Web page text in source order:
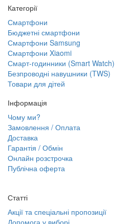
Категорії
Смартфони
Бюджетні смартфони
Смартфони Samsung
Смартфони Xiaomi
Смарт-годинники (Smart Watch)
Безпроводні навушники (TWS)
Товари для дітей
Інформація
Чому ми?
Замовлення / Оплата
Доставка
Гарантія / Обмін
Онлайн розстрочка
Публічна оферта
Статті
Акції та спеціальні пропозиції